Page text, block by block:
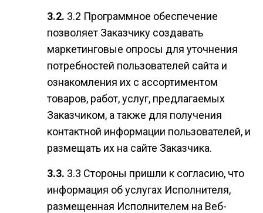
3.2 Программное обеспечение
позволяет Заказчику создавать
маркетинговые опросы для уточнения
потребностей пользователей сайта и
ознакомления их с ассортиментом
товаров, работ, услуг, предлагаемых
Заказчиком, а также для получения
контактной информации пользователей, и
размещать их на сайте Заказчика.
3.3 Стороны пришли к согласию, что
информация об услугах Исполнителя,
размещенная Исполнителем на Веб-